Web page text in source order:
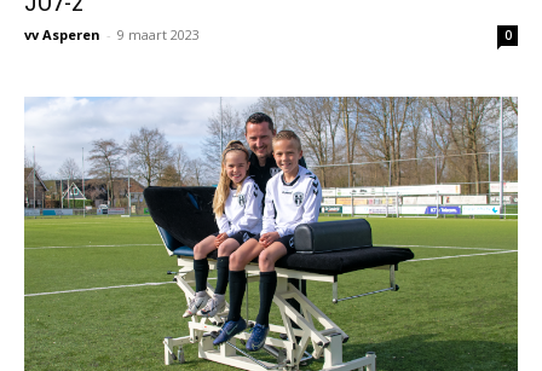
vv Asperen - 9 maart 2023 0